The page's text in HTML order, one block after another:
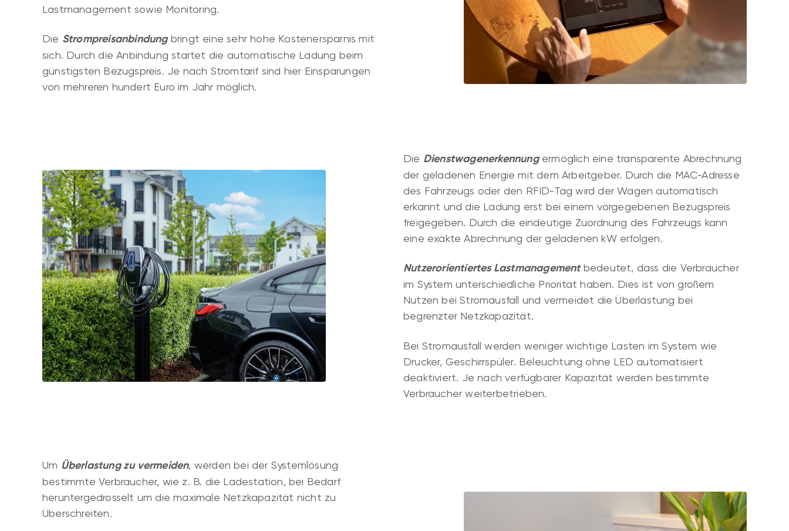
Lastmanagement sowie Monitoring.
Die Strompreisanbindungbringt eine sehr hohe Kostenersparnis mit
sich. Durch die Anbindung startet die automatische Ladung beim
günstigsten Bezugspreis. Je nach Stromtarif sind hier Einsparungen
von mehreren hundert Euro im Jahr möglich.
Die Dienstwagenerkennungermöglich eine transparente Abrechnung
der geladenen Energie mit dem Arbeitgeber. Durch die MAC-Adresse
des Fahrzeugs oder den RFID-Tag wird der Wagen automatisch
erkannt und die Ladung erst bei einem vorgegebenen Bezugspreis
freigegeben. Durch die eindeutige Zuordnung des Fahrzeugs kann
eine exakte Abrechnung der geladenen kW erfolgen.
Nutzerorientiertes Lastmanagementbedeutet, dass die Verbraucher
im System unterschiedliche Priorität haben. Dies ist von großem
Nutzen bei Stromausfall und vermeidet die Überlastung bei
begrenzter Netzkapazität.
Bei Stromausfall werden weniger wichtige Lasten im System wie
Drucker, Geschirrspüler. Beleuchtung ohne LED automatisiert
deaktiviert. Je nach verfügbarer Kapazität werden bestimmte
Verbraucher weiterbetrieben.
Um Überlastung zu vermeiden, werden bei der Systemlösung
bestimmte Verbraucher, wie z. B. die Ladestation, bei Bedarf
heruntergedrosselt um die maximale Netzkapazität nicht zu
Überschreiten.